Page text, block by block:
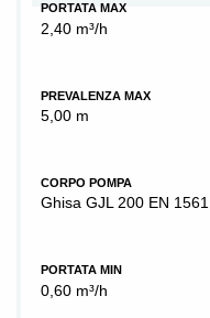
PORTATA MAX
2,40 m³/h
PREVALENZA MAX
5,00 m
CORPO POMPA
Ghisa GJL 200 EN 1561
PORTATA MIN
0,60 m³/h